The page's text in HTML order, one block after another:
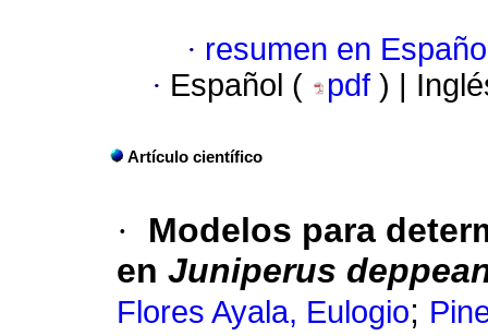
· resumen en
· Español ( pdf ) |
Artículo científico
·
Modelos para
en Juniperus
Flores Ayala, Eulogio;